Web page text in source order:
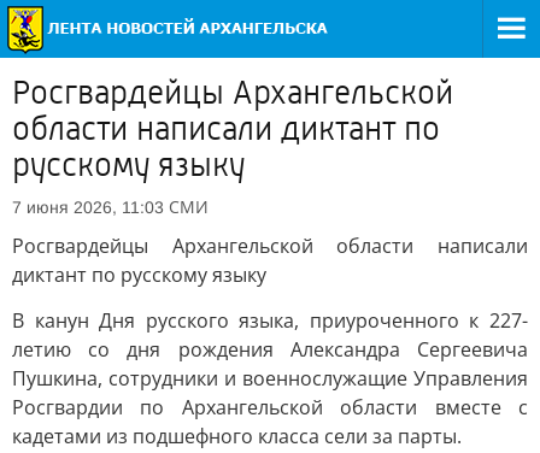
Росгвардейцы Архангельской
области написали диктант по
русскому языку
7 июня 2026, 11:03 СМИ
Росгвардейцы Архангельской области написали
диктант по русскому языку
В канун Дня русского языка, приуроченного к 227-
летию со дня рождения Александра Сергеевича
Пушкина, сотрудники и военнослужащие Управления
Росгвардии по Архангельской области вместе с
кадетами из подшефного класса сели за парты.